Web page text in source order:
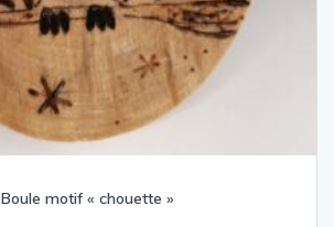
Boule motif « chouette »